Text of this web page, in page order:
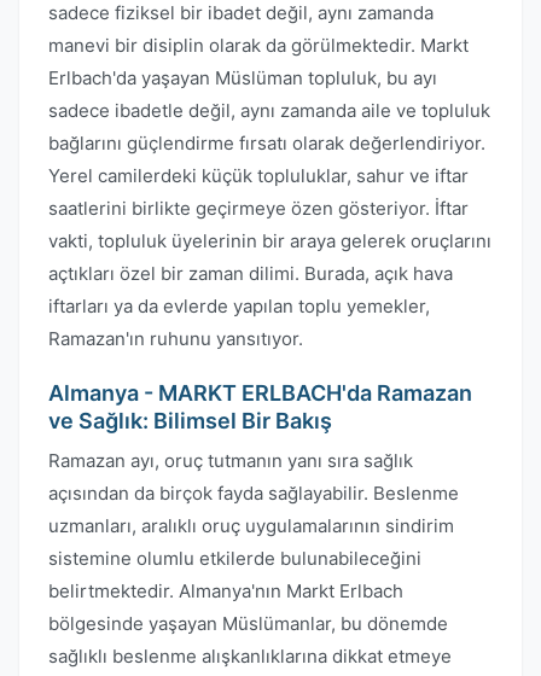
sadece fiziksel bir ibadet değil, aynı zamanda
manevi bir disiplin olarak da görülmektedir. Markt
Erlbach'da yaşayan Müslüman topluluk, bu ayı
sadece ibadetle değil, aynı zamanda aile ve topluluk
bağlarını güçlendirme fırsatı olarak değerlendiriyor.
Yerel camilerdeki küçük topluluklar, sahur ve iftar
saatlerini birlikte geçirmeye özen gösteriyor. İftar
vakti, topluluk üyelerinin bir araya gelerek oruçlarını
açtıkları özel bir zaman dilimi. Burada, açık hava
iftarları ya da evlerde yapılan toplu yemekler,
Ramazan'ın ruhunu yansıtıyor.
Almanya - MARKT ERLBACH'da Ramazan
ve Sağlık: Bilimsel Bir Bakış
Ramazan ayı, oruç tutmanın yanı sıra sağlık
açısından da birçok fayda sağlayabilir. Beslenme
uzmanları, aralıklı oruç uygulamalarının sindirim
sistemine olumlu etkilerde bulunabileceğini
belirtmektedir. Almanya'nın Markt Erlbach
bölgesinde yaşayan Müslümanlar, bu dönemde
sağlıklı beslenme alışkanlıklarına dikkat etmeye